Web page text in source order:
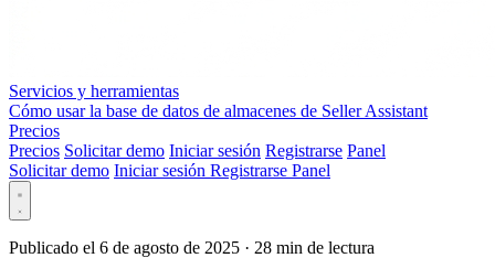
Servicios y herramientas
Cómo usar la base de datos de almacenes de Seller Assistant
Precios
Precios Solicitar demo Iniciar sesión Registrarse Panel
Solicitar demo Iniciar sesión Registrarse Panel
Publicado el 6 de agosto de 2025 · 28 min de lectura